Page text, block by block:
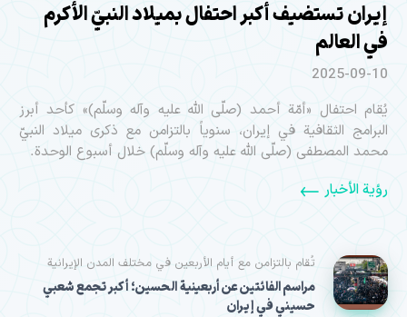
إيران تستضيف أكبر احتفال بميلاد النبيّ الأكرم
في العالم
2025-09-10
يُقام احتفال «أمّة أحمد (صلّى الله عليه وآله وسلّم)» كأحد أبرز
البرامج الثقافية في إيران، سنوياً بالتزامن مع ذكرى ميلاد النبيّ
محمد المصطفى (صلّى الله عليه وآله وسلّم) خلال أسبوع الوحدة.
رؤية الأخبار
تُقام بالتزامن مع أيام الأربعين في مختلف المدن الإيرانية
مراسم الفائتین عن أربعينية الحسين؛ أكبر تجمع شعبي
حسيني في إيران